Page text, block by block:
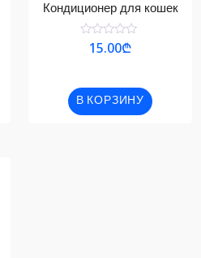
Кондиционер для кошек
Оценка
15.00₾
В КОРЗИНУ